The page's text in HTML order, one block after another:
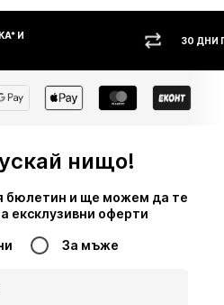
ВРЪЩАНЕ
нищо!
бюлетин и ще можем да те
ексклузивни оферти
За мъже